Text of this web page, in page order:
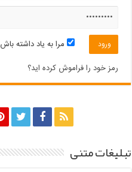
مرا به یاد داشته باش
رمز خود را فراموش کرده اید؟
تبلیغات متنی